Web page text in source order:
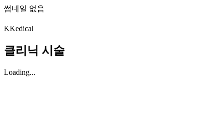
썸네일 없음
KKedical
클리닉 시술
Loading...